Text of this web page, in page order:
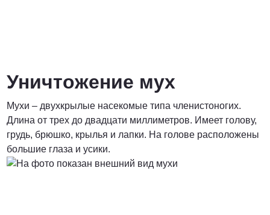
от 5900 руб.
ПОЗВОНИТЬ
Уничтожение мух
Мухи – двухкрылые насекомые типа членистоногих.
Длина от трех до двадцати миллиметров. Имеет голову,
грудь, брюшко, крылья и лапки. На голове расположены
большие глаза и усики.